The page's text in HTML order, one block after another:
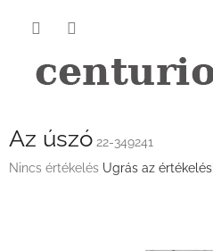
Az úszó 22-349241
A
Nincs értékelés Ugrás az